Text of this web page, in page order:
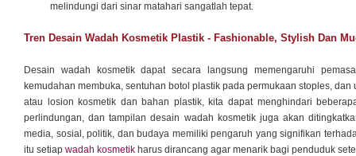
melindungi dari sinar matahari sangatlah tepat.
Tren Desain Wadah Kosmetik Plastik - Fashionable, Stylish Dan
Desain wadah kosmetik dapat secara langsung memengaruhi
kemudahan membuka, sentuhan botol plastik pada permukaan stoples,
atau losion kosmetik dan bahan plastik, kita dapat menghindari
perlindungan, dan tampilan desain wadah kosmetik juga akan
media, sosial, politik, dan budaya memiliki pengaruh yang signifikan
itu setiap wadah kosmetik harus dirancang agar menarik bagi penduduk